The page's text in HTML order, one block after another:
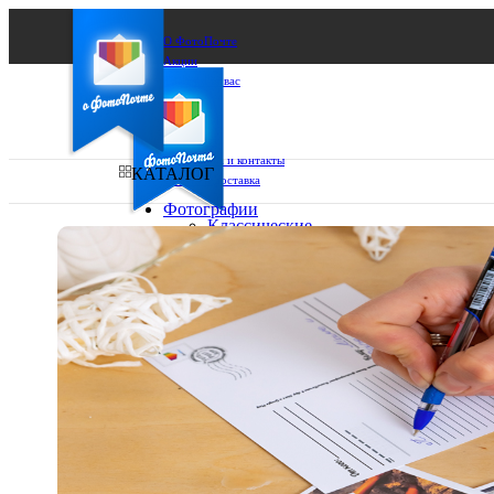
О ФотоПочте
Акции
Сделаем за вас
Бизнесу
FAQ
Франшиза
Поддержка и контакты
Оплата и доставка
Ваш город:
Ваш регион доставки
Выберите из списка:
КАТАЛОГ
Фотографии
Классические
13х18
15х15
30х30
30х40
А4
Фото